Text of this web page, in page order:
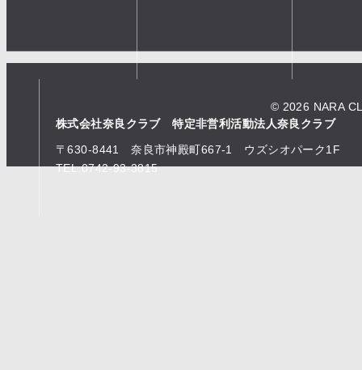
株式会社奈良クラブ 特定非営利活動法人奈良クラブ
〒630-8441 奈良市神殿町667-1 ウズシオパーク1F
TEL:0742-93-3815
© 2026 NARA